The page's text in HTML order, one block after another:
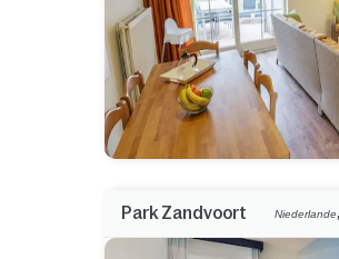
Park Zandvoort Niederlande